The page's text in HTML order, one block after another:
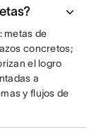
metas de
concretos;
el logro
a
y flujos de